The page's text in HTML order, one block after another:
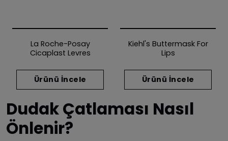
La Roche-Posay
Cicaplast Levres
Ürünü İncele
Kiehl's Buttermask For
Lips
Ürünü İncele
Dudak Çatlaması Nasıl
Önlenir?